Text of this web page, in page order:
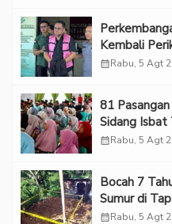
Kembali
calendar_monthRabu, 5 Agt
81
Sidang Isbat
calendar_monthRabu, 5 Agt
Bocah 7
Sumur di
calendar_monthRabu, 5 Agt